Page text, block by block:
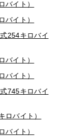
バイト）
バイト）
254キロバイ
バイト）
バイト）
745キロバイ
ロバイト）
バイト）